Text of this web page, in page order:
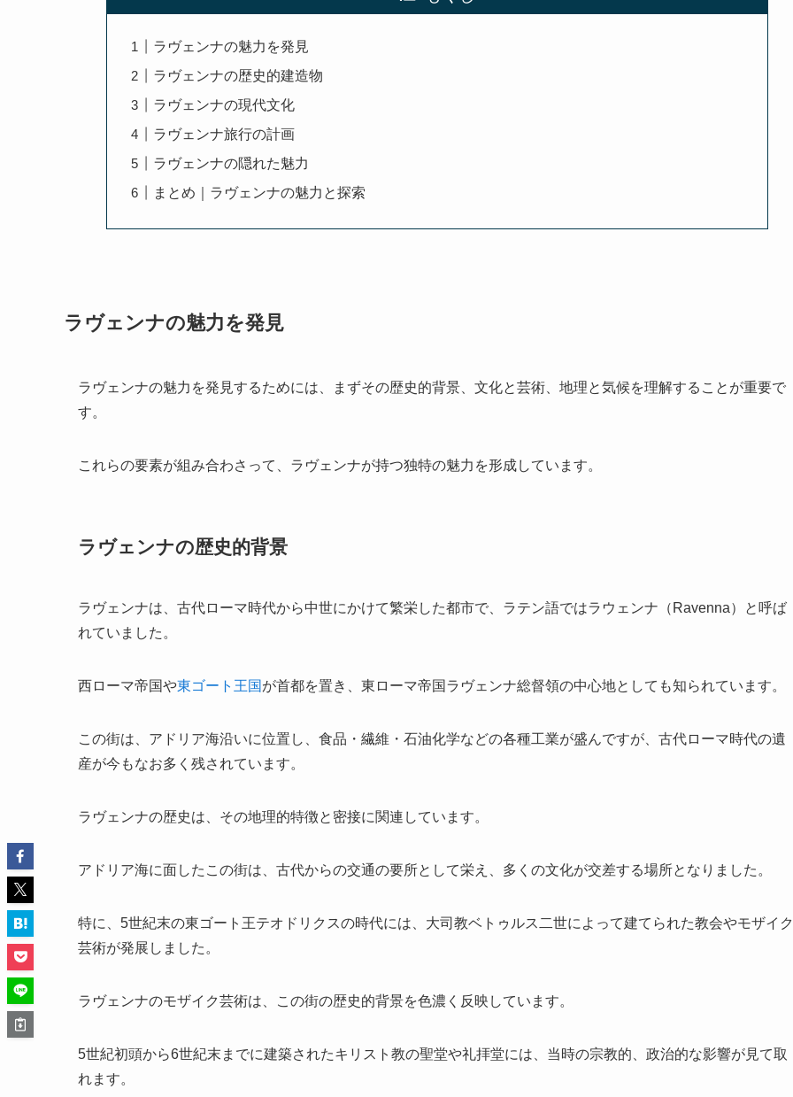
ラヴェンナの魅力を発見
ラヴェンナの歴史的建造物
ラヴェンナの現代文化
ラヴェンナ旅行の計画
ラヴェンナの隠れた魅力
まとめ｜ラヴェンナの魅力と探索
ラヴェンナの魅力を発見
ラヴェンナの魅力を発見するためには、まずその歴史的背景、文化と芸術、地理と気候を理解することが重要で
す。
これらの要素が組み合わさって、ラヴェンナが持つ独特の魅力を形成しています。
ラヴェンナの歴史的背景
ラヴェンナは、古代ローマ時代から中世にかけて繁栄した都市で、ラテン語ではラウェンナ（Ravenna）と呼ば
れていました。
西ローマ帝国や東ゴート王国 が首都を置き、東ローマ帝国ラヴェンナ総督領の中心地としても知られています。
この街は、アドリア海沿いに位置し、食品・繊維・石油化学などの各種工業が盛んですが、古代ローマ時代の遺
産が今もなお多く残されています。
ラヴェンナの歴史は、その地理的特徴と密接に関連しています。
アドリア海に面したこの街は、古代からの交通の要所として栄え、多くの文化が交差する場所となりました。
特に、5世紀末の東ゴート王テオドリクスの時代には、大司教ベトゥルス二世によって建てられた教会やモザイク
芸術が発展しました。
ラヴェンナのモザイク芸術は、この街の歴史的背景を色濃く反映しています。
5世紀初頭から6世紀末までに建築されたキリスト教の聖堂や礼拝堂には、当時の宗教的、政治的な影響が見て取
れます。